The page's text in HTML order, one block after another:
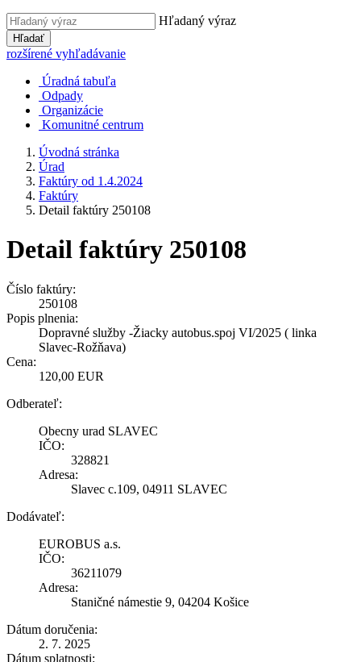
Hľadaný výraz
Hľadať
rozšírené vyhľadávanie
Úradná tabuľa
Odpady
Organizácie
Komunitné centrum
Úvodná stránka
Úrad
Faktúry od 1.4.2024
Faktúry
Detail faktúry 250108
Detail faktúry 250108
Číslo faktúry:
250108
Popis plnenia:
Dopravné služby -Žiacky autobus.spoj VI/2025 ( linka
Slavec-Rožňava)
Cena:
120,00 EUR
Odberateľ:
Obecny urad SLAVEC
IČO:
328821
Adresa:
Slavec c.109, 04911 SLAVEC
Dodávateľ:
EUROBUS a.s.
IČO:
36211079
Adresa:
Staničné námestie 9, 04204 Košice
Dátum doručenia:
2. 7. 2025
Dátum splatnosti: